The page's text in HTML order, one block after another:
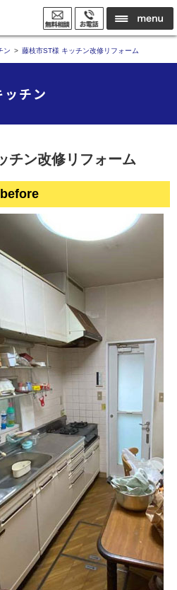
ン 藤枝市ST様 キッチン改修リフォーム
ッチン
チン改修リフォーム
before